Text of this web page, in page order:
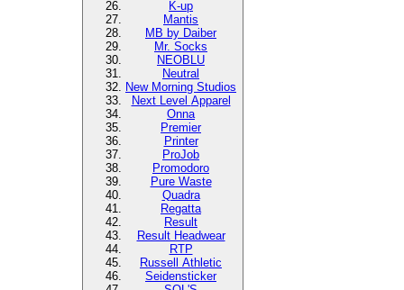
K-up
Mantis
MB by Daiber
Mr. Socks
NEOBLU
Neutral
New Morning Studios
Next Level Apparel
Onna
Premier
Printer
ProJob
Promodoro
Pure Waste
Quadra
Regatta
Result
Result Headwear
RTP
Russell Athletic
Seidensticker